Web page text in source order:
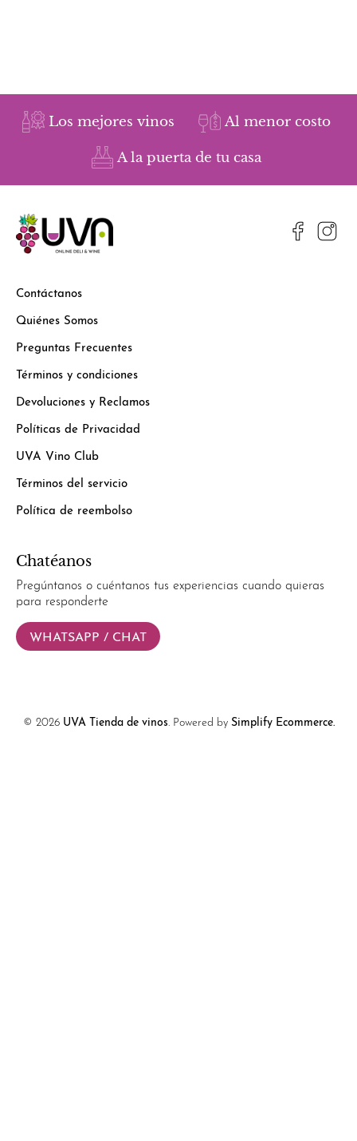
Los mejores vinos Al menor costo
A la puerta de tu casa
Contáctanos
Quiénes Somos
Preguntas Frecuentes
Términos y condiciones
Devoluciones y Reclamos
Políticas de Privacidad
UVA Vino Club
Términos del servicio
Política de reembolso
Chatéanos
Pregúntanos o cuéntanos tus experiencias cuando quieras
para responderte
WHATSAPP / CHAT
© 2026 UVA Tienda de vinos. Powered by Simplify Ecommerce.